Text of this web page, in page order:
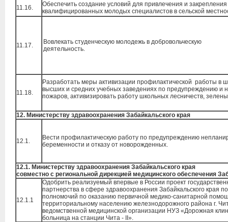
11.16.
Обеспечить создание условий для привлечения и закрепления
квалифицированных молодых специалистов в сельской
11.17.
Вовлекать студенческую молодежь в добровольческую
деятельность.
11.18.
Разработать меры активизации профилактической работы в
высших и средних учебных заведениях по предупреждению и
пожаров, активизировать работу школьных лесничеств,
12. Министерству здравоохранения Забайкальского края
12.1.
Вести профилактическую работу по предупреждению
беременности и отказу от новорожденных.
12.1. Министерству здравоохранения Забайкальского края
совместно с региональной дирекцией медицинского обеспечения
12.1.1
Одобрить реализуемый впервые в России проект
партнерства в сфере здравоохранения Забайкальского края
полномочий по оказанию первичной медико-санитарной
территориальному населению железнодорожного района г.
ведомственной медицинской организации НУЗ «Дорожная
больница на станции Чита - II».